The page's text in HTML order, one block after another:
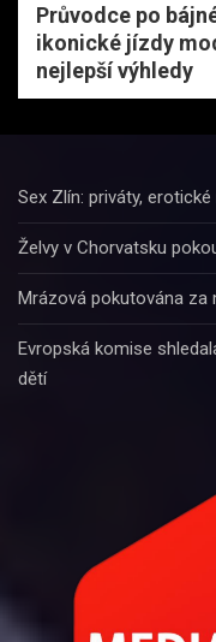
Průvodce po
ikonické jízdy
nejlepší výhledy
Sex Zlín: priváty,
Želvy v Chorvatsku
Mrázová pokutována za
Evropská komise
dětí